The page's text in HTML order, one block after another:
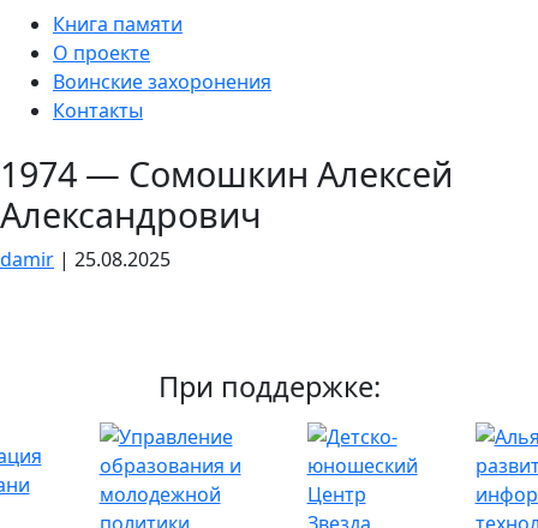
content
Книга памяти
О проекте
Воинские захоронения
Контакты
1974 — Сомошкин Алексей
Александрович
damir | 25.08.2025
При поддержке: